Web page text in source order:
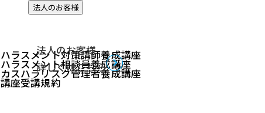
ハラスメント対策講師養成講座
ハラスメント相談員養成講座
カスハラリスク管理者養成講座
講座受講規約
法人のお客様
法人のお客様
詳しくはこちら